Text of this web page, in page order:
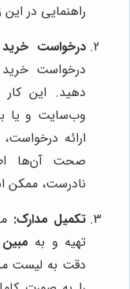
راهنمایی در
درخواست
درخواست
دهید. این کار
وب‌سایت و یا
ارائه
صحت آن‌ها
نادرست، ممکن
تکمیل مدارک:
تهیه و به
دقت به لیست